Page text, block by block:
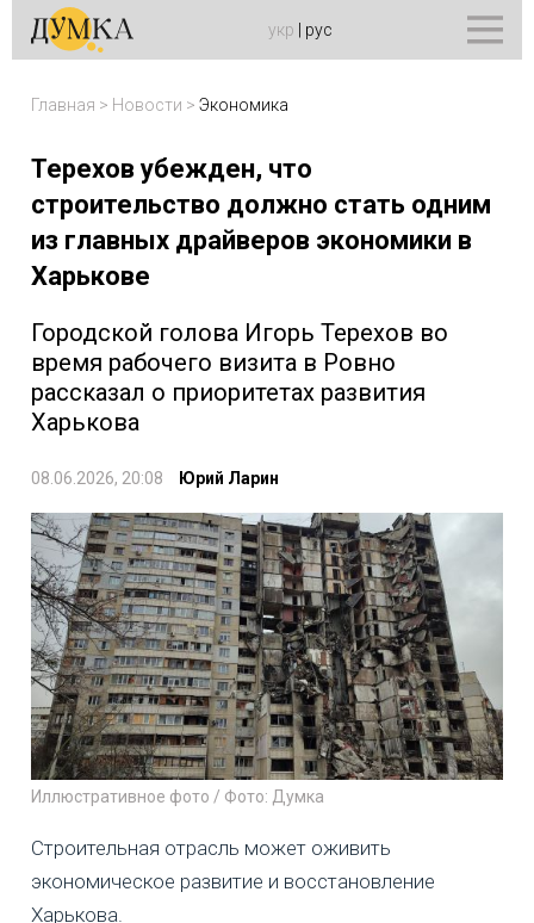
укр рус
Главная > Новости > Экономика
Терехов убежден, что
строительство должно стать одним
из главных драйверов экономики в
Харькове
Городской голова Игорь Терехов во
время рабочего визита в Ровно
рассказал о приоритетах развития
Харькова
08.06.2026, 20:08 Юрий Ларин
Иллюстративное фото / Фото: Думка
Строительная отрасль может оживить
экономическое развитие и восстановление
Харькова.